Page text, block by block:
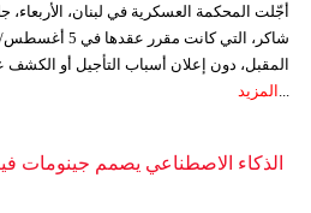
أجّلت المحكمة العسكرية في لبنان، الأربعاء،
المقبل، دون إعلان أسباب التأجيل أو
المزيد
الذكاء الاصطناعي يصمم جينومات